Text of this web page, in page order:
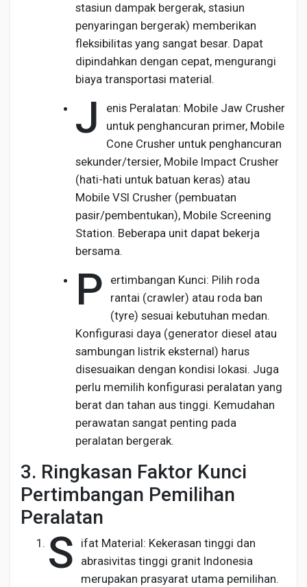
stasiun dampak bergerak, stasiun
penyaringan bergerak) memberikan
fleksibilitas yang sangat besar. Dapat
dipindahkan dengan cepat, mengurangi
biaya transportasi material.
J
enis Peralatan: Mobile Jaw Crusher
untuk penghancuran primer, Mobile
Cone Crusher untuk penghancuran
sekunder/tersier, Mobile Impact Crusher
(hati-hati untuk batuan keras) atau
Mobile VSI Crusher (pembuatan
pasir/pembentukan), Mobile Screening
Station. Beberapa unit dapat bekerja
bersama.
P
ertimbangan Kunci: Pilih roda
rantai (crawler) atau roda ban
(tyre) sesuai kebutuhan medan.
Konfigurasi daya (generator diesel atau
sambungan listrik eksternal) harus
disesuaikan dengan kondisi lokasi. Juga
perlu memilih konfigurasi peralatan yang
berat dan tahan aus tinggi. Kemudahan
perawatan sangat penting pada
peralatan bergerak.
3. Ringkasan Faktor Kunci
Pertimbangan Pemilihan
Peralatan
S
ifat Material: Kekerasan tinggi dan
abrasivitas tinggi granit Indonesia
merupakan prasyarat utama pemilihan.